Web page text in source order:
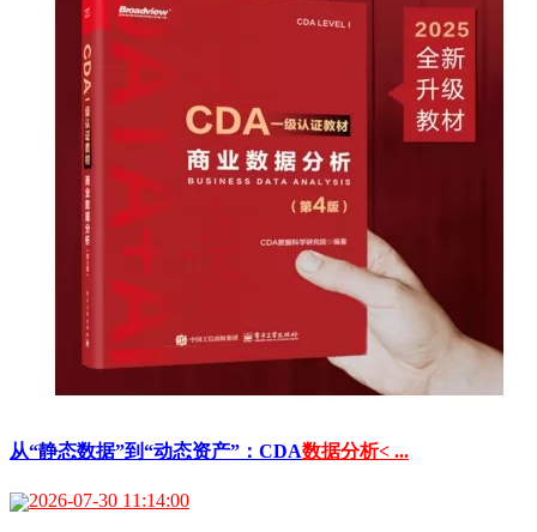
从“静态数据”到“动态资产”：CDA数据分析< ...
2026-07-30 11:14:00